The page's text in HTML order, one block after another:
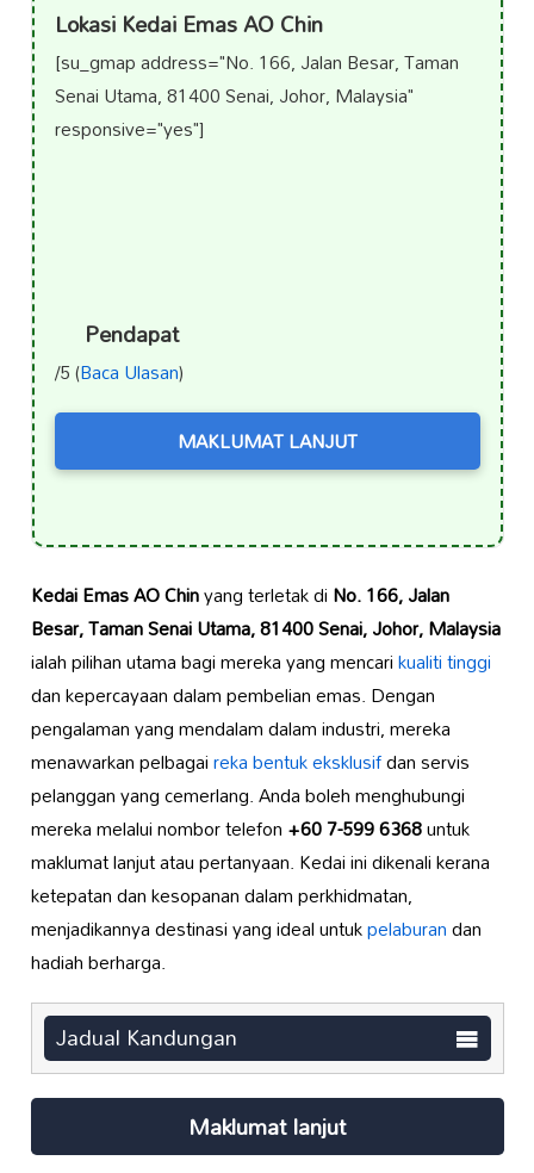
Lokasi Kedai Emas AO Chin
[su_gmap address="No. 166, Jalan Besar, Taman
Senai Utama, 81400 Senai, Johor, Malaysia"
responsive="yes"]
Pendapat
/5 (Baca Ulasan)
MAKLUMAT LANJUT
Kedai Emas AO Chinyang terletak diNo. 166, Jalan
Besar, Taman Senai Utama, 81400 Senai, Johor, Malaysia
ialah pilihan utama bagi mereka yang mencarikualiti tinggi
dan kepercayaan dalam pembelian emas. Dengan
pengalaman yang mendalam dalam industri, mereka
menawarkan pelbagaireka bentuk eksklusifdan servis
pelanggan yang cemerlang. Anda boleh menghubungi
mereka melalui nombor telefon+60 7-599 6368untuk
maklumat lanjut atau pertanyaan. Kedai ini dikenali kerana
ketepatan dan kesopanan dalam perkhidmatan,
menjadikannya destinasi yang ideal untukpelaburandan
hadiah berharga.
Jadual Kandungan
Maklumat lanjut